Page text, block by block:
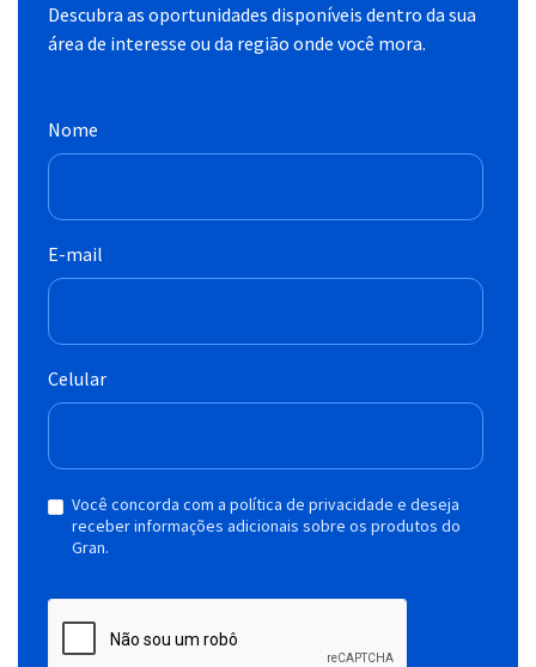
Descubra as oportunidades disponíveis dentro da sua
área de interesse ou da região onde você mora.
Nome
E-mail
Celular
Você concorda com a política de privacidade e deseja
receber informações adicionais sobre os produtos do
Gran.